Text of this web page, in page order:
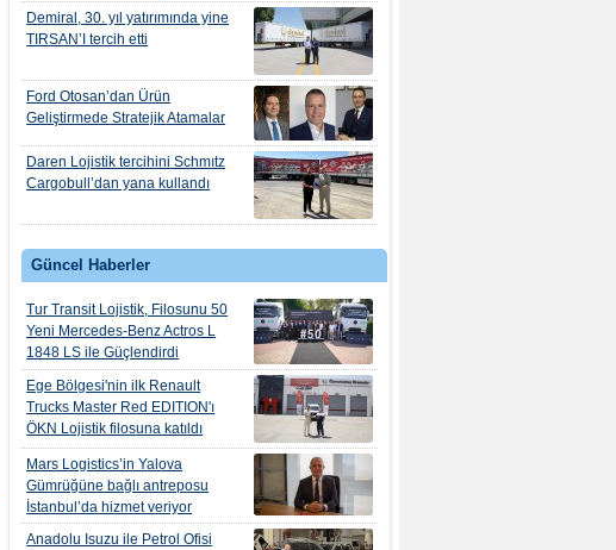
Demiral, 30. yıl yatırımında yine
TIRSAN’I tercih etti
Ford Otosan’dan Ürün
Geliştirmede Stratejik Atamalar
Daren Lojistik tercihini Schmıtz
Cargobull’dan yana kullandı
Güncel Haberler
Tur Transit Lojistik, Filosunu 50
Yeni Mercedes-Benz Actros L
1848 LS ile Güçlendirdi
Ege Bölgesi'nin ilk Renault
Trucks Master Red EDITION'ı
ÖKN Lojistik filosuna katıldı
Mars Logistics’in Yalova
Gümrüğüne bağlı antreposu
İstanbul’da hizmet veriyor
Anadolu Isuzu ile Petrol Ofisi